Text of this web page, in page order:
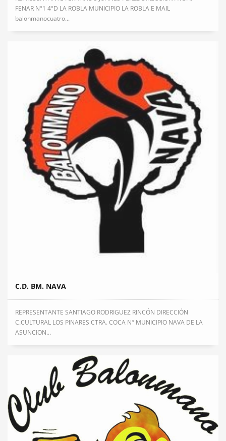
FENAR Nº1 4ºD LA ROBLA MUNICIPIO LA ROBLA E MAIL
balonmanocuatro...
C.D. BM. NAVA
REPRESENTANTE SANTIAGO RODRIGUEZ RINCÓN DIRECCIÓN
C.CULTURAL LOS PINARES CTRA. COCA Nº MUNICIPIO NAVA DE LA
ASUNCION...